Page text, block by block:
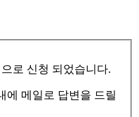
로 신청 되었습니다.
에 메일로 답변을 드릴